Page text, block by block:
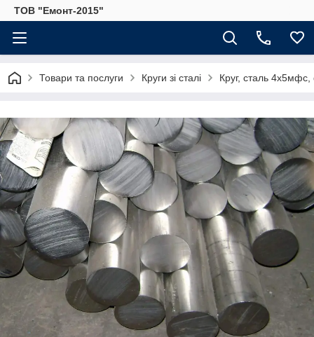
ТОВ "Емонт-2015"
Товари та послуги Круги зі сталі Круг, сталь